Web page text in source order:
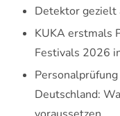
Detektor gezielt
KUKA erstmals
Festivals 2026
Deutschland: